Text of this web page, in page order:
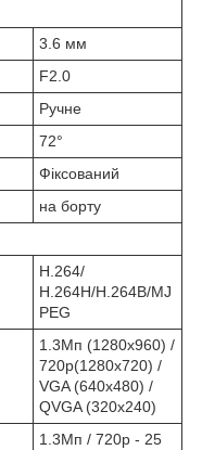
3.6 мм
F2.0
Ручне
72°
Фіксований
на борту
H.264/
H.264H/H.264B/MJ
PEG
1.3Мп (1280х960) /
720p(1280x720) /
VGA (640x480) /
QVGA (320x240)
1.3Мп / 720р - 25